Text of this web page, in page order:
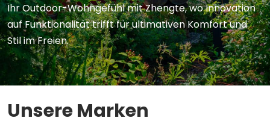
Ihr Outdoor-Wohngefühl mit Zhengte, wo Innovation
auf Funktionalität trifft für ultimativen Komfort und
Stil im Freien.
Unsere Marken